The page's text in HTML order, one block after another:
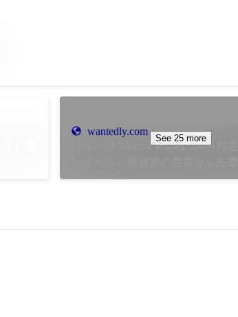
wantedly.com
【North Detail #24】26卒内定
トークまで！
See 25 more